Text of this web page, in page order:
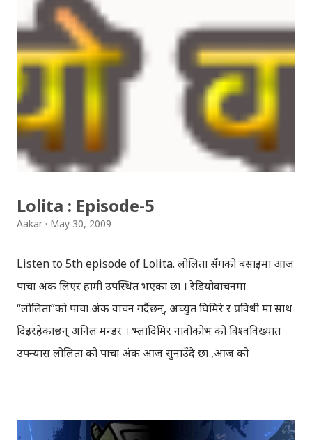
something called politics, though I know least about
her, or let me say I give a damn !! to politics. One
event before five years I clearly remember because I
have watched this ardently in Television. Yes, that
was Election in India before five years...Although I
don't remember so many things one event for me
remains unforgettable.I remember the clash
whether to make Sonia Gandhi Prime Minister or
with"Hunger strike" and similarly a fake publicity
seeker stood up in a car among cameras and police
Lolita : Episode-5
Aakar May 30, 2009
Listen to 5th episode of Lolita. लोलिता सँगको बसाइमा आज
पाचौँ अंक लिएर हामी उपस्थित भएका छौँ । रेडियोवाचनमा
“लोलिता”को पाचौँ अंक वाचन गर्दैछन्, अच्युत घिमिरे र प्रविधी मा साथ
दिइरहेकाछन् अनिल मन्डर । भ्लादिमिर नावोकोभ को विश्वविख्यात
उपन्यास लोलिता को पाचौँ अंक आज सुनाउँदै छौँ ,आज को
उपन्यास हो । एउटा बुढो प्रोफेसर र कलिली केटी बिच को सम्बन्ध को